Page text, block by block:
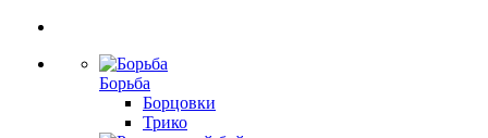
Борьба
Борцовки
Трико